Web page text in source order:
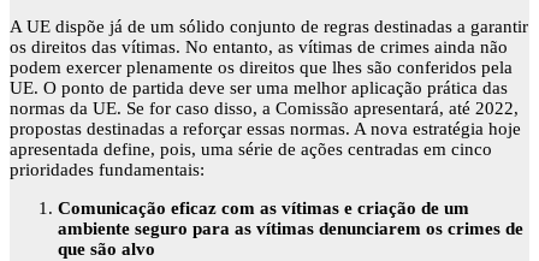
A UE dispõe já de um sólido conjunto de regras destinadas a garantir
os direitos das vítimas. No entanto, as vítimas de crimes ainda não
podem exercer plenamente os direitos que lhes são conferidos pela
UE. O ponto de partida deve ser uma melhor aplicação prática das
normas da UE. Se for caso disso, a Comissão apresentará, até 2022,
propostas destinadas a reforçar essas normas. A nova estratégia hoje
apresentada define, pois, uma série de ações centradas em cinco
prioridades fundamentais:
Comunicação eficaz com as vítimas e criação de um
ambiente seguro para as vítimas denunciarem os crimes de
que são alvo